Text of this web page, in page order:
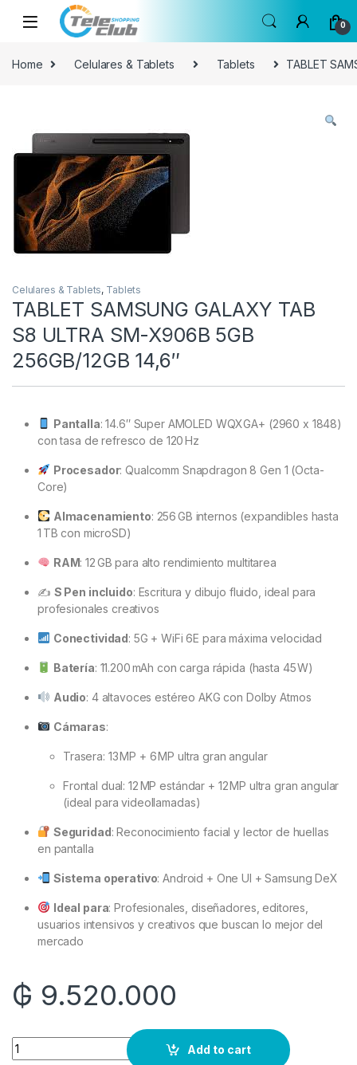
Skip to navigation
Skip to content
0
Home Celulares & Tablets Tablets TABLET
Celulares & Tablets, Tablets
TABLET SAMSUNG GALAXY TAB
S8 ULTRA SM-X906B 5GB
256GB/12GB 14,6″
Pantalla: 14.6″ Super AMOLED WQXGA+ (2960 x 1848)
con tasa de refresco de 120 Hz
Procesador: Qualcomm Snapdragon 8 Gen 1 (Octa-
Core)
Almacenamiento: 256 GB internos (expandibles hasta
1 TB con microSD)
RAM: 12 GB para alto rendimiento multitarea
✍️ S Pen incluido: Escritura y dibujo fluido, ideal para
profesionales creativos
Conectividad: 5G + WiFi 6E para máxima velocidad
Batería: 11.200 mAh con carga rápida (hasta 45 W)
Audio: 4 altavoces estéreo AKG con Dolby Atmos
Cámaras:
Trasera: 13 MP + 6 MP ultra gran angular
Frontal dual: 12 MP estándar + 12 MP ultra gran angular
(ideal para videollamadas)
Seguridad: Reconocimiento facial y lector de huellas
en pantalla
Sistema operativo: Android + One UI + Samsung DeX
Ideal para: Profesionales, diseñadores, editores,
usuarios intensivos y creativos que buscan lo mejor del
mercado
₲ 9.520.000
Quantity
Add to cart